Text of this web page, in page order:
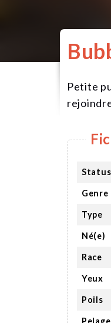
Petite
Status
Genre
Type
Né(e)
Race
Yeux
Poils
Pelage